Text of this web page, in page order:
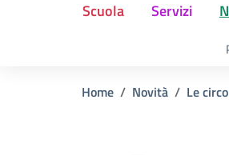
Scuola Servizi
Home Novità Le